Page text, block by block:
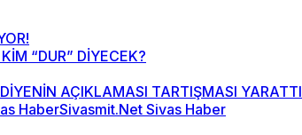
“DUR” DİYECEK?
AÇIKLAMASI TARTIŞMASI YARATTI